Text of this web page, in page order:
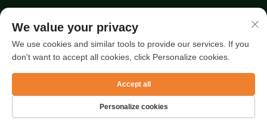
Нови чланци
We value your privacy
We use cookies and similar tools to provide our services. If you
don't want to accept all cookies, click Personalize cookies.
Personalize cookies
Accept all